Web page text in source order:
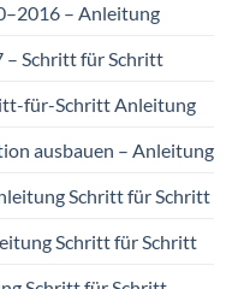
– Anleitung
– Schritt für Schritt
für-Schritt Anleitung
ausbauen – Anleitung
Schritt für Schritt
Schritt für Schritt